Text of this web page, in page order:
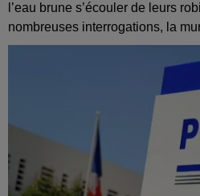
l’eau brune s’écouler de leurs
nombreuses interrogations, la